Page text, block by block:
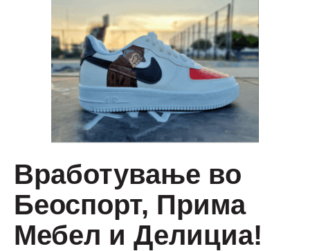
Вработување во
Беоспорт, Прима
Мебел и Делициа!